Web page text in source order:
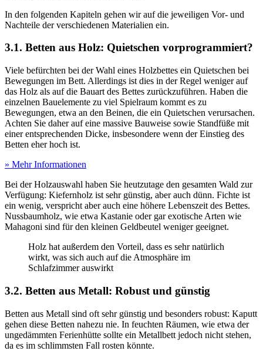
In den folgenden Kapiteln gehen wir auf die jeweiligen Vor- und
Nachteile der verschiedenen Materialien ein.
3.1. Betten aus Holz: Quietschen vorprogrammiert?
Viele befürchten bei der Wahl eines Holzbettes ein Quietschen bei
Bewegungen im Bett. Allerdings ist dies in der Regel weniger auf
das Holz als auf die Bauart des Bettes zurückzuführen. Haben die
einzelnen Bauelemente zu viel Spielraum kommt es zu
Bewegungen, etwa an den Beinen, die ein Quietschen verursachen.
Achten Sie daher auf eine massive Bauweise sowie Standfüße mit
einer entsprechenden Dicke, insbesondere wenn der Einstieg des
Betten eher hoch ist.
» Mehr Informationen
Bei der Holzauswahl haben Sie heutzutage den gesamten Wald zur
Verfügung: Kiefernholz ist sehr günstig, aber auch dünn. Fichte ist
ein wenig, verspricht aber auch eine höhere Lebenszeit des Bettes.
Nussbaumholz, wie etwa Kastanie oder gar exotische Arten wie
Mahagoni sind für den kleinen Geldbeutel weniger geeignet.
Holz hat außerdem den Vorteil, dass es sehr natürlich
wirkt, was sich auch auf die Atmosphäre im
Schlafzimmer auswirkt
3.2. Betten aus Metall: Robust und günstig
Betten aus Metall sind oft sehr günstig und besonders robust: Kaputt
gehen diese Betten nahezu nie. In feuchten Räumen, wie etwa der
ungedämmten Ferienhütte sollte ein Metallbett jedoch nicht stehen,
da es im schlimmsten Fall rosten könnte.